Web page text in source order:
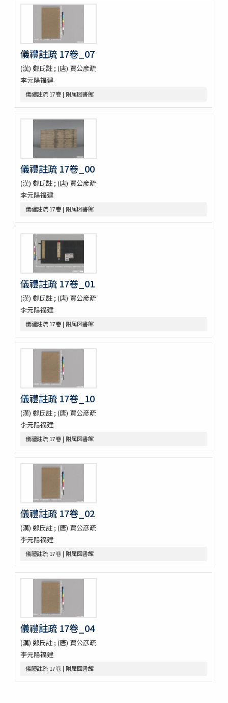
顔氏家廟碑
争坐位稿
古今歴代法帖
朴彭年草書千字文
金麟厚草書千字文
水滸伝コレクション
新刻全像忠義水滸誌伝二十五巻一百十五回
水滸傳全本 三十巻 [漢籍：D（貴重書）]
新刻全像水滸傳 二十五巻一百十五回
忠義水滸全書 一百二十回首一巻図一巻坿宣和遺事一巻
忠義水滸全書 一百二十回存四回
忠義水滸全伝 百二十回
忠義水滸全伝 120回図1卷,宣和遺事 1卷
李卓吾先生批点忠義水滸伝
評論出像水滸伝 [E4651]
評論出像水滸伝 [E46_63]
水滸傳語譯 [E4692]
U-PARLセレクション
古今歴代十八史略二巻首一巻
元氏長慶集残五巻
宋版大蔵経零本五巻
論語集解残四巻
纂図附音増広古注千字文三巻
医方大成論一巻
Pagoda de Dakao
Vedische und Sanskrit-Syntax
争春園全伝（アジア）
争春園全伝（総合図書館）
韻府羣玉
One hundred quatrains from the Rubáiyát of Omar
Khayyam
Bản chỉ cách đọc và ý nghīa Annam các chữ nho trong
佛印産薬用植物（下巻）
佛印の政治經濟状況と印度支那人の希望事項
泰・佛印における宣傳戰
佛印文化情報 第五号
A NATURALIST IN WESTERN CHINA
印度哲學小史
曇氏暦稿
宿曜經算曜直章第七・瞿曇氏暦草稿・古今交食考・立世阿毘曇暦
法推歩
宿曜経鈔
梵暦議考巻一・梵暦法數原
五事毘婆沙論口義
阿毘達磨倶舎論略釋私記
阿毘達磨倶舎論 [L_161762]
エジプト学研究のためのデジタル資源／Digital Resources for
Egyptian Studies
Denkmaeler aus Aegypten und Aethiopien
Hieratische Paläographie
漢籍コーナー貴重書コレクション
閩刻十三經註疏
儀禮註疏 17卷_07
(漢) 鄭氏註 ; (唐) 賈公彦疏
李元陽福建
儀禮註疏 17卷 | 附属図書館
儀禮註疏 17卷_00
(漢) 鄭氏註 ; (唐) 賈公彦疏
李元陽福建
儀禮註疏 17卷 | 附属図書館
儀禮註疏 17卷_01
(漢) 鄭氏註 ; (唐) 賈公彦疏
李元陽福建
儀禮註疏 17卷 | 附属図書館
儀禮註疏 17卷_10
(漢) 鄭氏註 ; (唐) 賈公彦疏
李元陽福建
儀禮註疏 17卷 | 附属図書館
儀禮註疏 17卷_02
(漢) 鄭氏註 ; (唐) 賈公彦疏
李元陽福建
儀禮註疏 17卷 | 附属図書館
儀禮註疏 17卷_04
(漢) 鄭氏註 ; (唐) 賈公彦疏
李元陽福建
儀禮註疏 17卷 | 附属図書館